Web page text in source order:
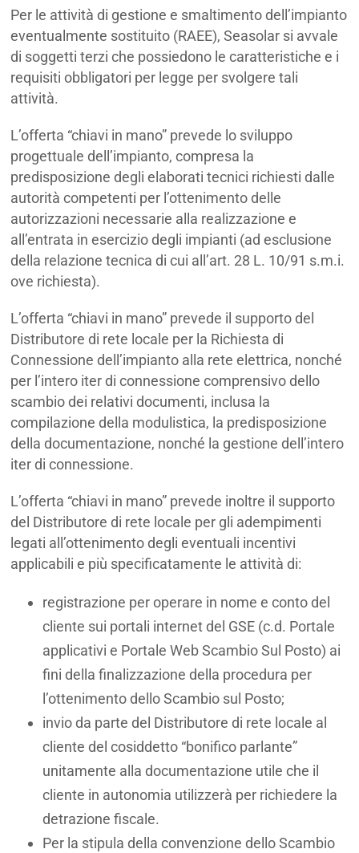
Per le attività di gestione e smaltimento dell’impianto
eventualmente sostituito (RAEE), Seasolar si avvale
di soggetti terzi che possiedono le caratteristiche e i
requisiti obbligatori per legge per svolgere tali
attività.
L’offerta “chiavi in mano” prevede lo sviluppo
progettuale dell’impianto, compresa la
predisposizione degli elaborati tecnici richiesti dalle
autorità competenti per l’ottenimento delle
autorizzazioni necessarie alla realizzazione e
all’entrata in esercizio degli impianti (ad esclusione
della relazione tecnica di cui all’art. 28 L. 10/91 s.m.i.
ove richiesta).
L’offerta “chiavi in mano” prevede il supporto del
Distributore di rete locale per la Richiesta di
Connessione dell’impianto alla rete elettrica, nonché
per l’intero iter di connessione comprensivo dello
scambio dei relativi documenti, inclusa la
compilazione della modulistica, la predisposizione
della documentazione, nonché la gestione dell’intero
iter di connessione.
L’offerta “chiavi in mano” prevede inoltre il supporto
del Distributore di rete locale per gli adempimenti
legati all’ottenimento degli eventuali incentivi
applicabili e più specificatamente le attività di:
registrazione per operare in nome e conto del
cliente sui portali internet del GSE (c.d. Portale
applicativi e Portale Web Scambio Sul Posto) ai
fini della finalizzazione della procedura per
l’ottenimento dello Scambio sul Posto;
invio da parte del Distributore di rete locale al
cliente del cosiddetto “bonifico parlante”
unitamente alla documentazione utile che il
cliente in autonomia utilizzerà per richiedere la
detrazione fiscale.
Per la stipula della convenzione dello Scambio